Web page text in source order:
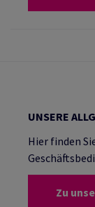
UNSERE
Hier finden
Zu